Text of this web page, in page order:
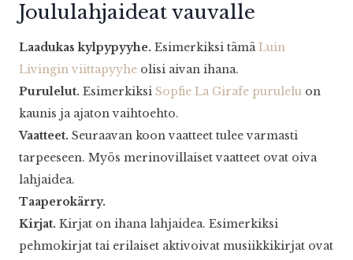
Joululahjaideat vauvalle
Laadukas kylpypyyhe. Esimerkiksi tämäLuin
Livingin viittapyyhe olisi aivan ihana.
Purulelut. Esimerkiksi Sopfie La Girafe purulelu on
kaunis ja ajaton vaihtoehto.
Vaatteet. Seuraavan koon vaatteet tulee varmasti
tarpeeseen. Myös merinovillaiset vaatteet ovat oiva
lahjaidea.
Taaperokärry.
Kirjat. Kirjat on ihana lahjaidea. Esimerkiksi
pehmokirjat tai erilaiset aktivoivat musiikkikirjat ovat